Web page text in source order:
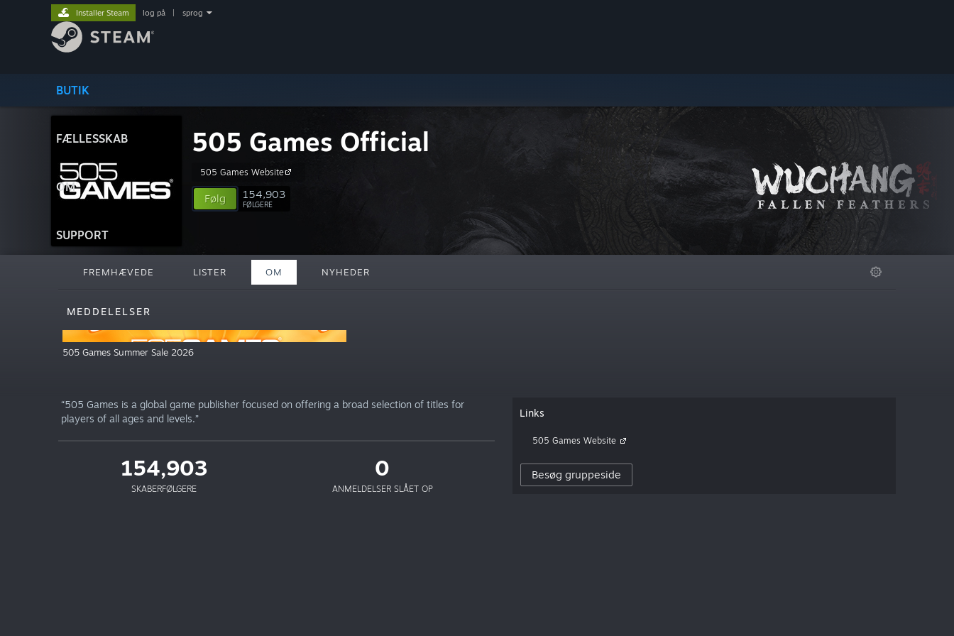
BUTIK
FÆLLESSKAB
OM
SUPPORT
Installer Steam log på sprog
505 Games Official
505 Games Website
Følg 154,903
FØLGERE
FREMHÆVEDE LISTER OM NYHEDER
MEDDELELSER
505 Games Summer Sale 2026
“505 Games is a global game publisher focused on offering a broad selection of titles for
players of all ages and levels.”
154,903
SKABERFØLGERE
0
ANMELDELSER SLÅET OP
Links
505 Games Website
Besøg gruppeside